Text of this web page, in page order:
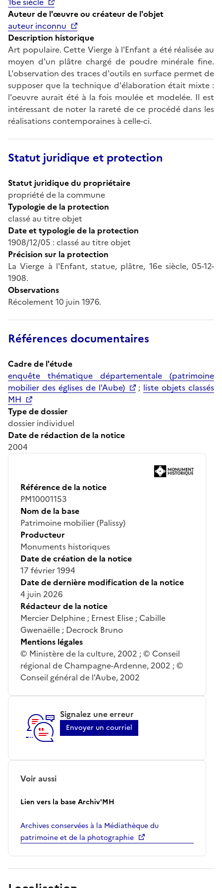
Auteur de l'œuvre ou créateur de l'objet
auteur inconnu
Description historique
Art populaire. Cette Vierge à l'Enfant a été réalisée au
moyen d'un plâtre chargé de poudre minérale fine.
L'observation des traces d'outils en surface permet de
supposer que la technique d'élaboration était mixte :
l'oeuvre aurait été à la fois moulée et modelée. Il est
intéressant de noter la rareté de ce procédé dans les
réalisations contemporaines à celle-ci.
Statut juridique et protection
Statut juridique du propriétaire
propriété de la commune
Typologie de la protection
classé au titre objet
Date et typologie de la protection
1908/12/05 : classé au titre objet
Précision sur la protection
La Vierge à l'Enfant, statue, plâtre, 16e siècle, 05-12-
1908.
Observations
Récolement 10 juin 1976.
Références documentaires
Cadre de l'étude
enquête thématique départementale (patrimoine
mobilier des églises de l'Aube)
; liste objets classés
MH
Type de dossier
dossier individuel
Date de rédaction de la notice
2004
Référence de la notice
PM10001153
Nom de la base
Patrimoine mobilier (Palissy)
Producteur
Monuments historiques
Date de création de la notice
17 février 1994
Date de dernière modification de la notice
4 juin 2026
Rédacteur de la notice
Mercier Delphine ; Ernest Elise ; Cabille
Gwenaëlle ; Decrock Bruno
Mentions légales
© Ministère de la culture, 2002 ; © Conseil
régional de Champagne-Ardenne, 2002 ; ©
Conseil général de l'Aube, 2002
Signalez une erreur
Envoyer un courriel
Voir aussi
Lien vers la base Archiv'MH
Archives conservées à la Médiathèque du
patrimoine et de la photographie